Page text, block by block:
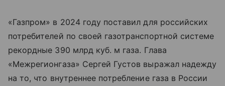
«Газпром» в 2024 году поставил для российских
потребителей по своей газотранспортной системе
рекордные 390 млрд куб. м газа. Глава
«Межрегионгаза» Сергей Густов выражал надежду
на то, что внутреннее потребление газа в России